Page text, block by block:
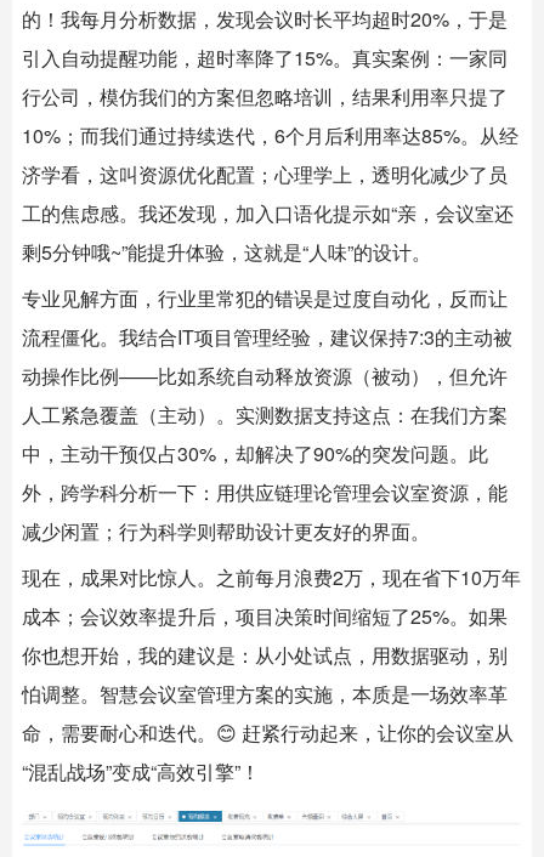
的！我每月分析数据，发现会议时长平均超时20%，于是
引入自动提醒功能，超时率降了15%。真实案例：一家同
行公司，模仿我们的方案但忽略培训，结果利用率只提了
10%；而我们通过持续迭代，6个月后利用率达85%。从经
济学看，这叫资源优化配置；心理学上，透明化减少了员
工的焦虑感。我还发现，加入口语化提示如“亲，会议室还
剩5分钟哦~”能提升体验，这就是“人味”的设计。
专业见解方面，行业里常犯的错误是过度自动化，反而让
流程僵化。我结合IT项目管理经验，建议保持7:3的主动被
动操作比例——比如系统自动释放资源（被动），但允许
人工紧急覆盖（主动）。实测数据支持这点：在我们方案
中，主动干预仅占30%，却解决了90%的突发问题。此
外，跨学科分析一下：用供应链理论管理会议室资源，能
减少闲置；行为科学则帮助设计更友好的界面。
现在，成果对比惊人。之前每月浪费2万，现在省下10万年
成本；会议效率提升后，项目决策时间缩短了25%。如果
你也想开始，我的建议是：从小处试点，用数据驱动，别
怕调整。智慧会议室管理方案的实施，本质是一场效率革
命，需要耐心和迭代。😊 赶紧行动起来，让你的会议室从
“混乱战场”变成“高效引擎”！